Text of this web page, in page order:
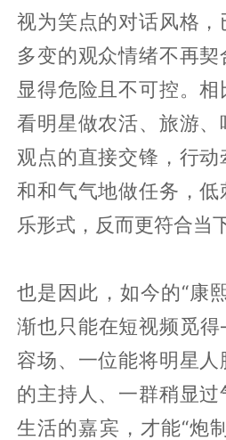
视为笑点的对话风格
多变的观众情绪不再
显得危险且不可控。
看明星做农活、旅游
观点的直接交锋，行动
和和气气地做任务，
乐形式，反而更符合当
也是因此，如今的“康
渐也只能在短视频觅
容场、一位能将明星人
的主持人、一群稍显
生活的嘉宾，才能“炮